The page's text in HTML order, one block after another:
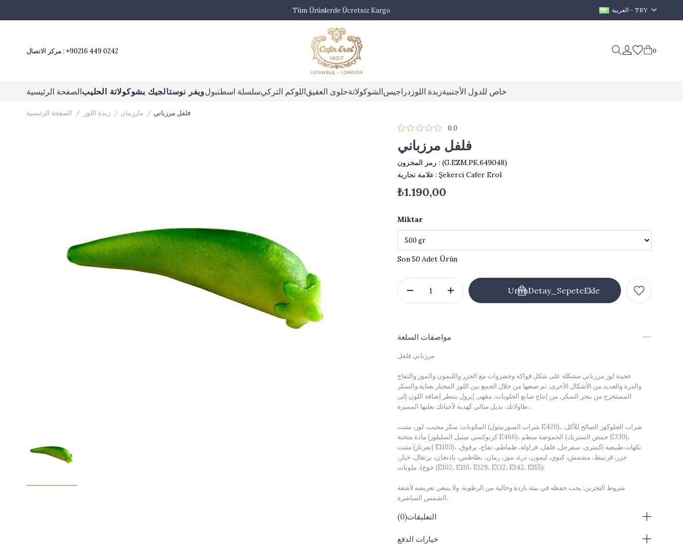
Tüm Ürünlerde Ücretsiz Kargo العربية - TRY
مركز الاتصال : +90216 449 0242 0
الصفحة الرئيسيةويفر نوستالجيك بشوكولاتة الحليبسلسلة اسطنبولاللوكم التركيحلوى العقيقالشوكولاتةدراجيس زبدة اللوزخاص للدول الأجنبية
الصفحة الرئيسية زبدة اللوز مارزيبان
فلفل مرزباني
0.0
فلفل مرزباني
رمز المخزون
(G.EZM.PK.649048)
علامة تجارية : Şekerci Cafer Erol
₺1.190,00
Miktar
50
مواصفات السلعة
مرزباني فلفل
عجينة لوز مرزباني مشكلة على شكل فواكه وخضروات مع الجزر والليمون والموز والتفاح
والذرة والعديد من الأشكال الأخرى، تم صنعها من خلال الجمع بين اللوز المختار بعناية والسكر
المستخرج من بنجر السكر، من إنتاج صانع الحلويات، مقهى إيرول ينتظر إضافة اللون إلى
طاولاتك. بديل مثالي كهدية لأحبائك بعلبها المميزة...
المكونات: سكر محبب، لوز، مثبت (شراب السوربيتول E420)، شراب الجلوكوز الصالح للأكل،
مادة مثخنة (كربوكسي ميثيل السليلوز E466)، الحموضة منظم (حمض الستريك E330)،
مثبت (إنفرتاز E1103)، نكهات طبيعية (كمثرى، سفرجل، فلفل، فراولة، طماطم، تفاح، برقوق،
جزر، قرنبيط، مشمش، كيوي، ليمون، ذرة، موز، رمان، بطاطس، باذنجان، برتقال، خيار،
خوخ)، ملونات (E102، E110، E129، E132، E142، E155).
شروط التخزين: يجب حفظه في بيئة باردة وخالية من الرطوبة. ولا ينبغي تعريضه لأشعة
الشمس المباشرة.
br />
التعليقات(0)
خيارات الدفع